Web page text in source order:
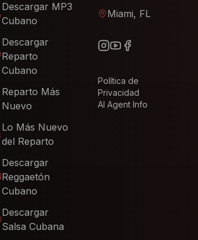
Descargar MP3
Cubano
Descargar
Reparto
Cubano
Reparto Más
Nuevo
Lo Más Nuevo
del Reparto
Descargar
Reggaetón
Cubano
Descargar
Salsa Cubana
Miami, FL
Política de
Privacidad
AI Agent Info